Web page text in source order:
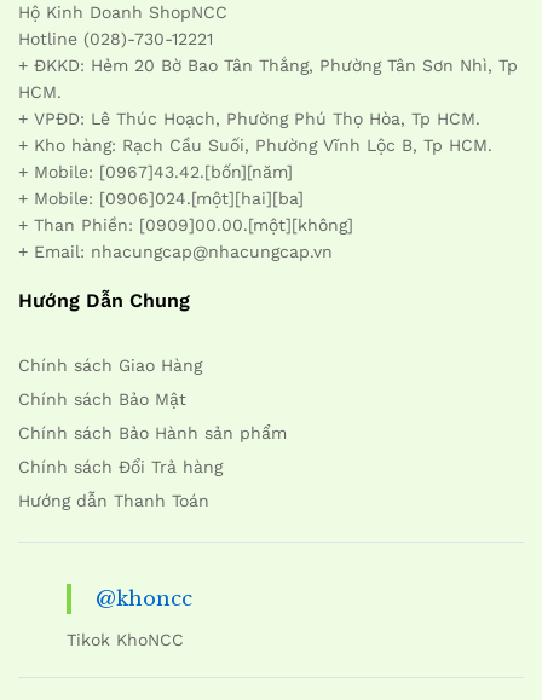
Hộ Kinh Doanh ShopNCC
Hotline (028)-730-12221
+ ĐKKD: Hẻm 20 Bờ Bao Tân Thắng, Phường Tân Sơn Nhì, Tp
HCM.
+ VPĐD: Lê Thúc Hoạch, Phường Phú Thọ Hòa, Tp HCM.
+ Kho hàng: Rạch Cầu Suối, Phường Vĩnh Lộc B, Tp HCM.
+ Mobile: [0967]43.42.[bốn][năm]
+ Mobile: [0906]024.[một][hai][ba]
+ Than Phiền: [0909]00.00.[một][không]
+ Email: nhacungcap@nhacungcap.vn
Hướng Dẫn Chung
Chính sách Giao Hàng
Chính sách Bảo Mật
Chính sách Bảo Hành sản phẩm
Chính sách Đổi Trả hàng
Hướng dẫn Thanh Toán
@khoncc
Tikok KhoNCC